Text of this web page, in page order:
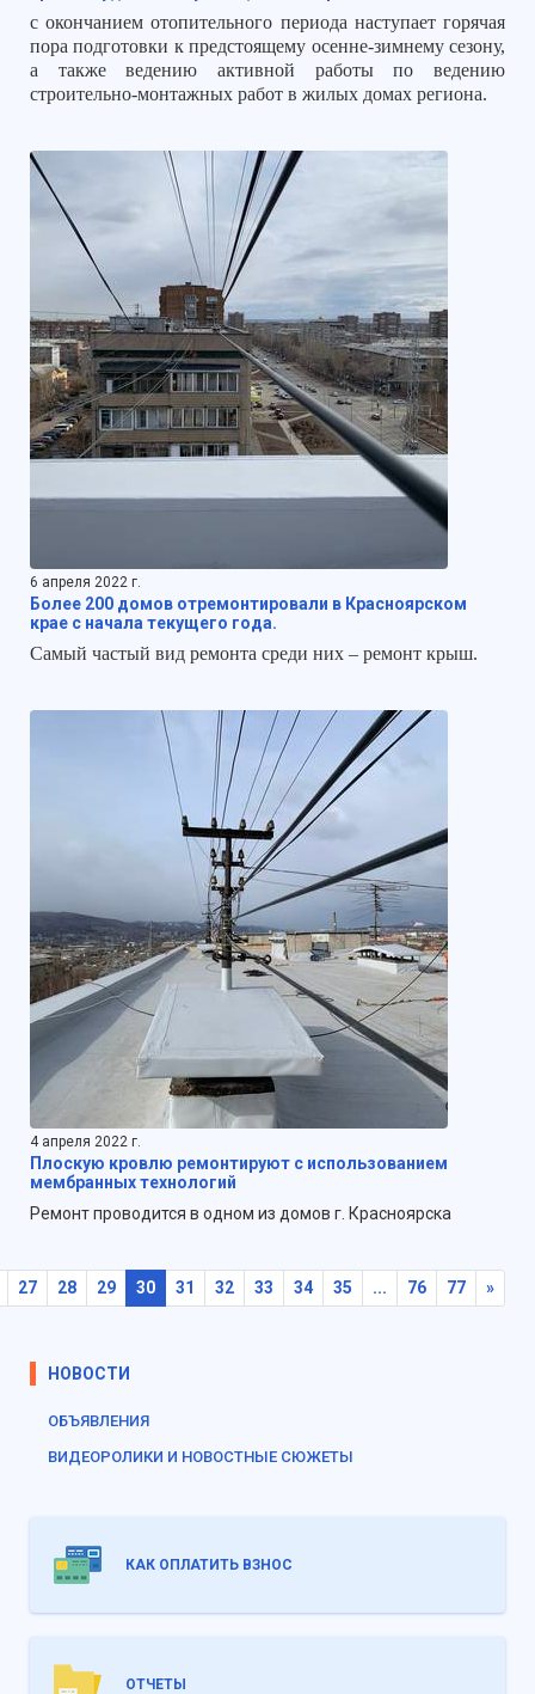
с окончанием отопительного периода наступает горячая
пора подготовки к предстоящему осенне-зимнему сезону,
а также ведению активной работы по ведению
строительно-монтажных работ в жилых домах региона.
6 апреля 2022 г.
Более 200 домов отремонтировали в Красноярском
крае с начала текущего года.
Самый частый вид ремонта среди них – ремонт крыш.
4 апреля 2022 г.
Плоскую кровлю ремонтируют с использованием
мембранных технологий
Ремонт проводится в одном из домов г. Красноярска
27 28 29 30 31 32 33 34 35 ... 76 77 »
НОВОСТИ
ОБЪЯВЛЕНИЯ
ВИДЕОРОЛИКИ И НОВОСТНЫЕ СЮЖЕТЫ
КАК ОПЛАТИТЬ ВЗНОС
ОТЧЕТЫ